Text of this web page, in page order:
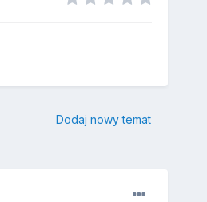
Dodaj nowy temat